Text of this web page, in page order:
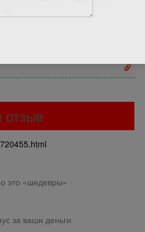
это «шедевры»
за ваши деньги